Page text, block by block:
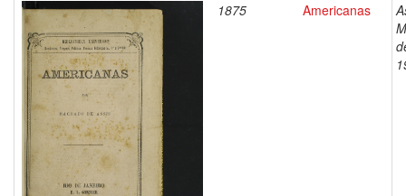
1875 Americanas